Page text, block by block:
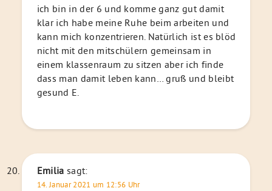
ich bin in der 6 und komme ganz gut damit
klar ich habe meine Ruhe beim arbeiten und
kann mich konzentrieren. Natürlich ist es blöd
nicht mit den mitschülern gemeinsam in
einem klassenraum zu sitzen aber ich finde
dass man damit leben kann… gruß und bleibt
gesund E.
Emilia sagt:
14. Januar 2021 um 12:56 Uhr